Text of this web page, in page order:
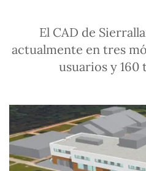
El CAD de
actualmente en tres
usuarios y 160